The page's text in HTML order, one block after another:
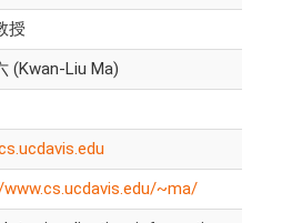
授
(Kwan-Liu Ma)
~ma/